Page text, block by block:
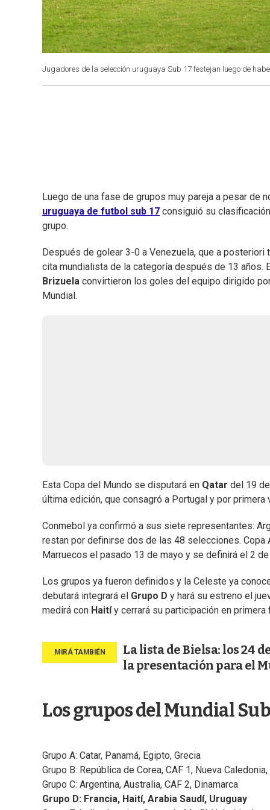
Jugadores de la selección uruguaya Sub 17 festejan luego de
Luego de una fase de grupos muy pareja a pesar de
uruguaya de futbol sub 17 consiguió su clasificación
grupo.
Después de golear 3-0 a Venezuela, que a
cita mundialista de la categoría después de 13 años.
Brizuela convirtieron los goles del equipo dirigido
Mundial.
Esta Copa del Mundo se disputará en Qatar del 19
última edición, que consagró a Portugal y por
Conmebol ya confirmó a sus siete representantes:
restan por definirse dos de las 48 selecciones. Copa
Marruecos el pasado 13 de mayo y se definirá el 2
Los grupos ya fueron definidos y la Celeste ya
debutará integrará el Grupo D y hará su estreno el
medirá con Haitíy cerrará su participación en
La lista de Bielsa: los 24
la presentación para el
Los grupos del Mundial
Grupo A: Catar, Panamá, Egipto, Grecia
Grupo B: República de Corea, CAF 1, Nueva
Grupo C: Argentina, Australia, CAF 2, Dinamarca
Grupo D: Francia, Haití, Arabia Saudí, Uruguay